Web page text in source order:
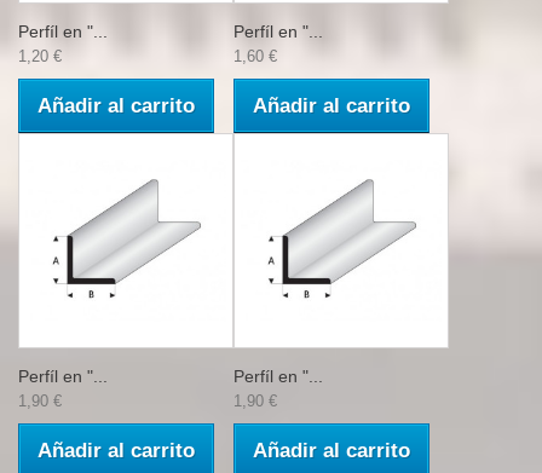
Perfíl en "...
1,20 €
Añadir al carrito
Perfíl en "...
1,60 €
Añadir al carrito
Perfíl en "...
1,90 €
Añadir al carrito
Perfíl en "...
1,90 €
Añadir al carrito